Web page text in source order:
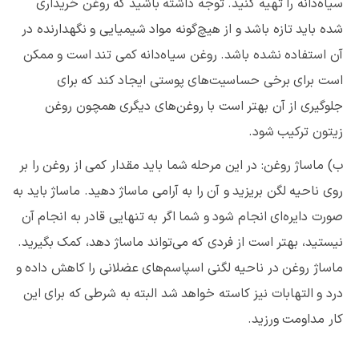
شده باید تازه باشد و از هیچ‌گونه مواد شیمیایی و نگهدارنده در
آن استفاده نشده باشد. روغن سیاه‌دانه کمی تند است و ممکن
است برای برخی حساسیت‌های پوستی ایجاد کند که برای
جلوگیری از آن بهتر است با روغن‌های دیگری همچون روغن
زیتون ترکیب شود.
ب) ماساژ روغن: در این مرحله شما باید مقدار کمی از روغن را بر
روی ناحیه لگن بریزید و آن را به آرامی ماساژ دهید. ماساژ باید به
صورت دایره‌ای انجام شود و شما اگر به تنهایی قادر به انجام آن
نیستید، بهتر است از فردی که می‌تواند ماساژ دهد، کمک بگیرید.
ماساژ روغن در ناحیه لگنی اسپاسم‌های عضلانی را کاهش داده و
درد و التهابات نیز کاسته خواهد شد البته به شرطی که برای این
کار مداومت ورزید.